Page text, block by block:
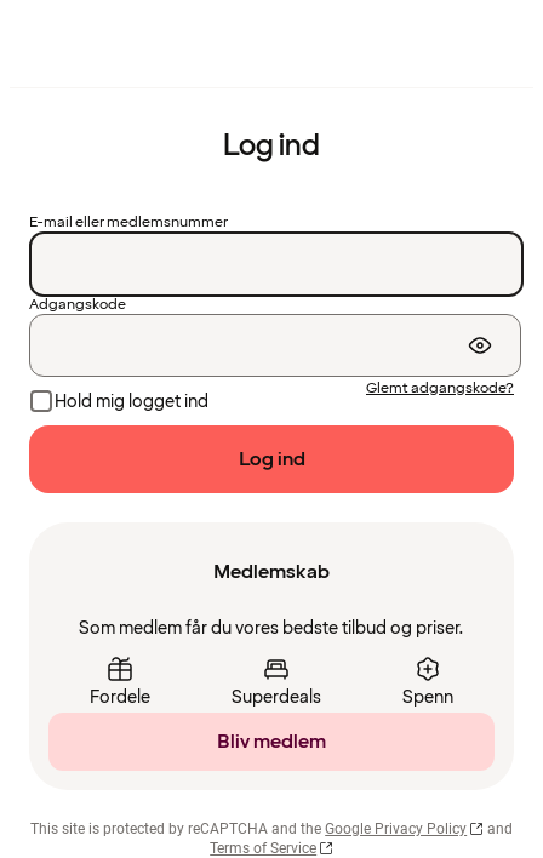
Log ind
E-mail eller medlemsnummer
Adgangskode
Hold mig logget ind
Glemt adgangskode?
Log ind
Medlemskab
Som medlem får du vores bedste tilbud og priser.
Fordele Superdeals Spenn
Bliv medlem
This site is protected by reCAPTCHA and the Google Privacy Policy
and
Terms of Service